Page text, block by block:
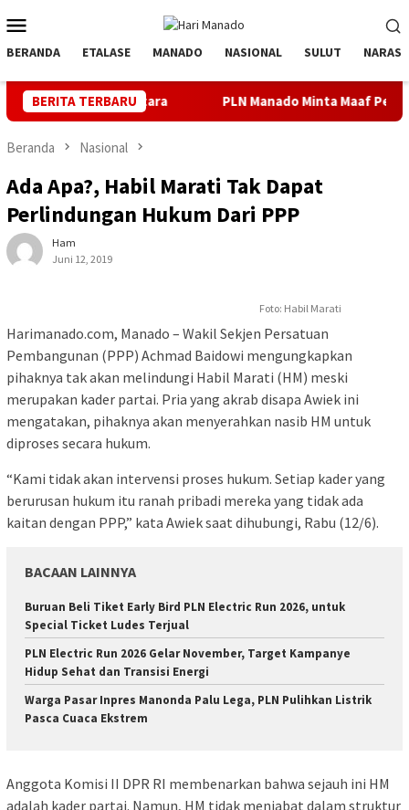
ke
kontenMobile
BERANDA ETALASE MANADO NASIONAL SULUT NARASI
BERITA TERBARU
Utara PLN Manado Minta Maaf Pemadaman Bergilir di
Beranda Nasional
Ada Apa?, Habil Marati Tak Dapat
Perlindungan Hukum Dari PPP
Ham
Juni 12, 2019
Foto: Habil Marati
Harimanado.com, Manado – Wakil Sekjen Persatuan
Pembangunan (PPP) Achmad Baidowi mengungkapkan
pihaknya tak akan melindungi Habil Marati (HM) meski
merupakan kader partai. Pria yang akrab disapa Awiek ini
mengatakan, pihaknya akan menyerahkan nasib HM untuk
diproses secara hukum.
“Kami tidak akan intervensi proses hukum. Setiap kader yang
berurusan hukum itu ranah pribadi mereka yang tidak ada
kaitan dengan PPP,” kata Awiek saat dihubungi, Rabu (12/6).
BACAAN LAINNYA
Buruan Beli Tiket Early Bird PLN Electric Run 2026, untuk
Special Ticket Ludes Terjual
PLN Electric Run 2026 Gelar November, Target Kampanye
Hidup Sehat dan Transisi Energi
Warga Pasar Inpres Manonda Palu Lega, PLN Pulihkan Listrik
Pasca Cuaca Ekstrem
Anggota Komisi II DPR RI membenarkan bahwa sejauh ini HM
adalah kader partai. Namun, HM tidak menjabat dalam struktur